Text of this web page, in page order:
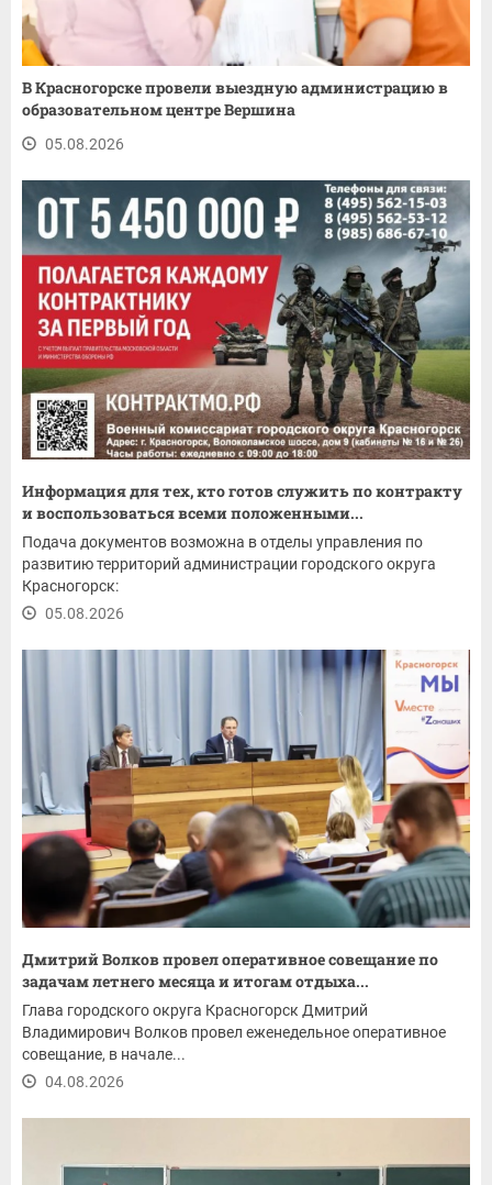
В Красногорске провели выездную администрацию в
образовательном центре Вершина
05.08.2026
Информация для тех, кто готов служить по контракту
и воспользоваться всеми положенными...
Подача документов возможна в отделы управления по
развитию территорий администрации городского округа
Красногорск:
05.08.2026
Дмитрий Волков провел оперативное совещание по
задачам летнего месяца и итогам отдыха...
Глава городского округа Красногорск Дмитрий
Владимирович Волков провел еженедельное оперативное
совещание, в начале...
04.08.2026